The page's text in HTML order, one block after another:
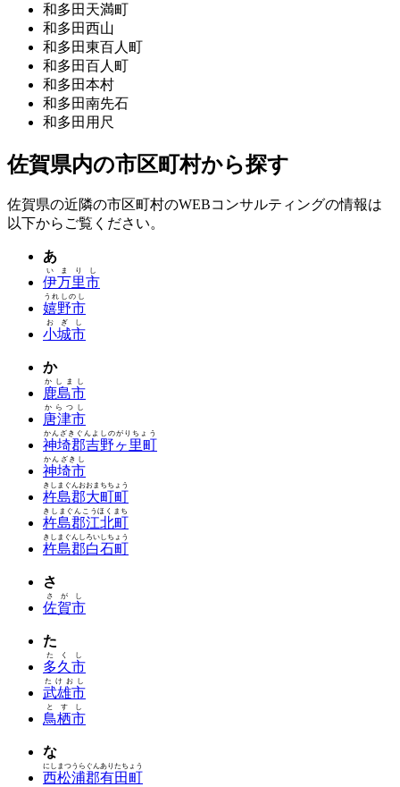
和多田天満町
和多田西山
和多田東百人町
和多田百人町
和多田本村
和多田南先石
和多田用尺
佐賀県内の市区町村から探す
佐賀県の近隣の市区町村のWEBコンサルティングの情報は
以下からご覧ください。
あ
伊万里市
いまりし
嬉野市
うれしのし
小城市
おぎし
か
鹿島市
かしまし
唐津市
からつし
神埼郡吉野ヶ里町
かんざきぐんよしのがりちょう
神埼市
かんざきし
杵島郡大町町
きしまぐんおおまちちょう
杵島郡江北町
きしまぐんこうほくまち
杵島郡白石町
きしまぐんしろいしちょう
さ
佐賀市
さがし
た
多久市
たくし
武雄市
たけおし
鳥栖市
とすし
な
西松浦郡有田町
にしまつうらぐんありたちょう